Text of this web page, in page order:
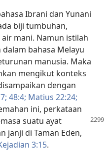
Ibrani dan Yunani
biji tumbuhan,
mani. Namun istilah
bahasa Melayu
manusia. Maka
mengikut konteks
dengan
48:4; Matius 22:24;
ini, perkataan
suatu ayat
janji di Taman Eden,
3:15.